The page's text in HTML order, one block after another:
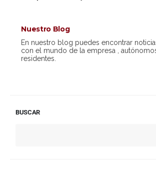
Nuestro Blog
En nuestro blog puedes encontrar
con el mundo de la empresa ,
residentes.
BUSCAR